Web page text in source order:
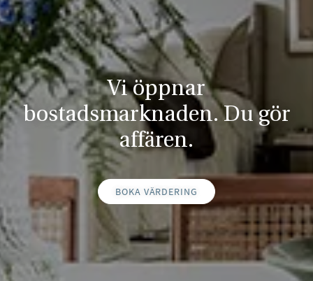
Vi öppnar
bostadsmarknaden. Du gör
affären.
BOKA VÄRDERING